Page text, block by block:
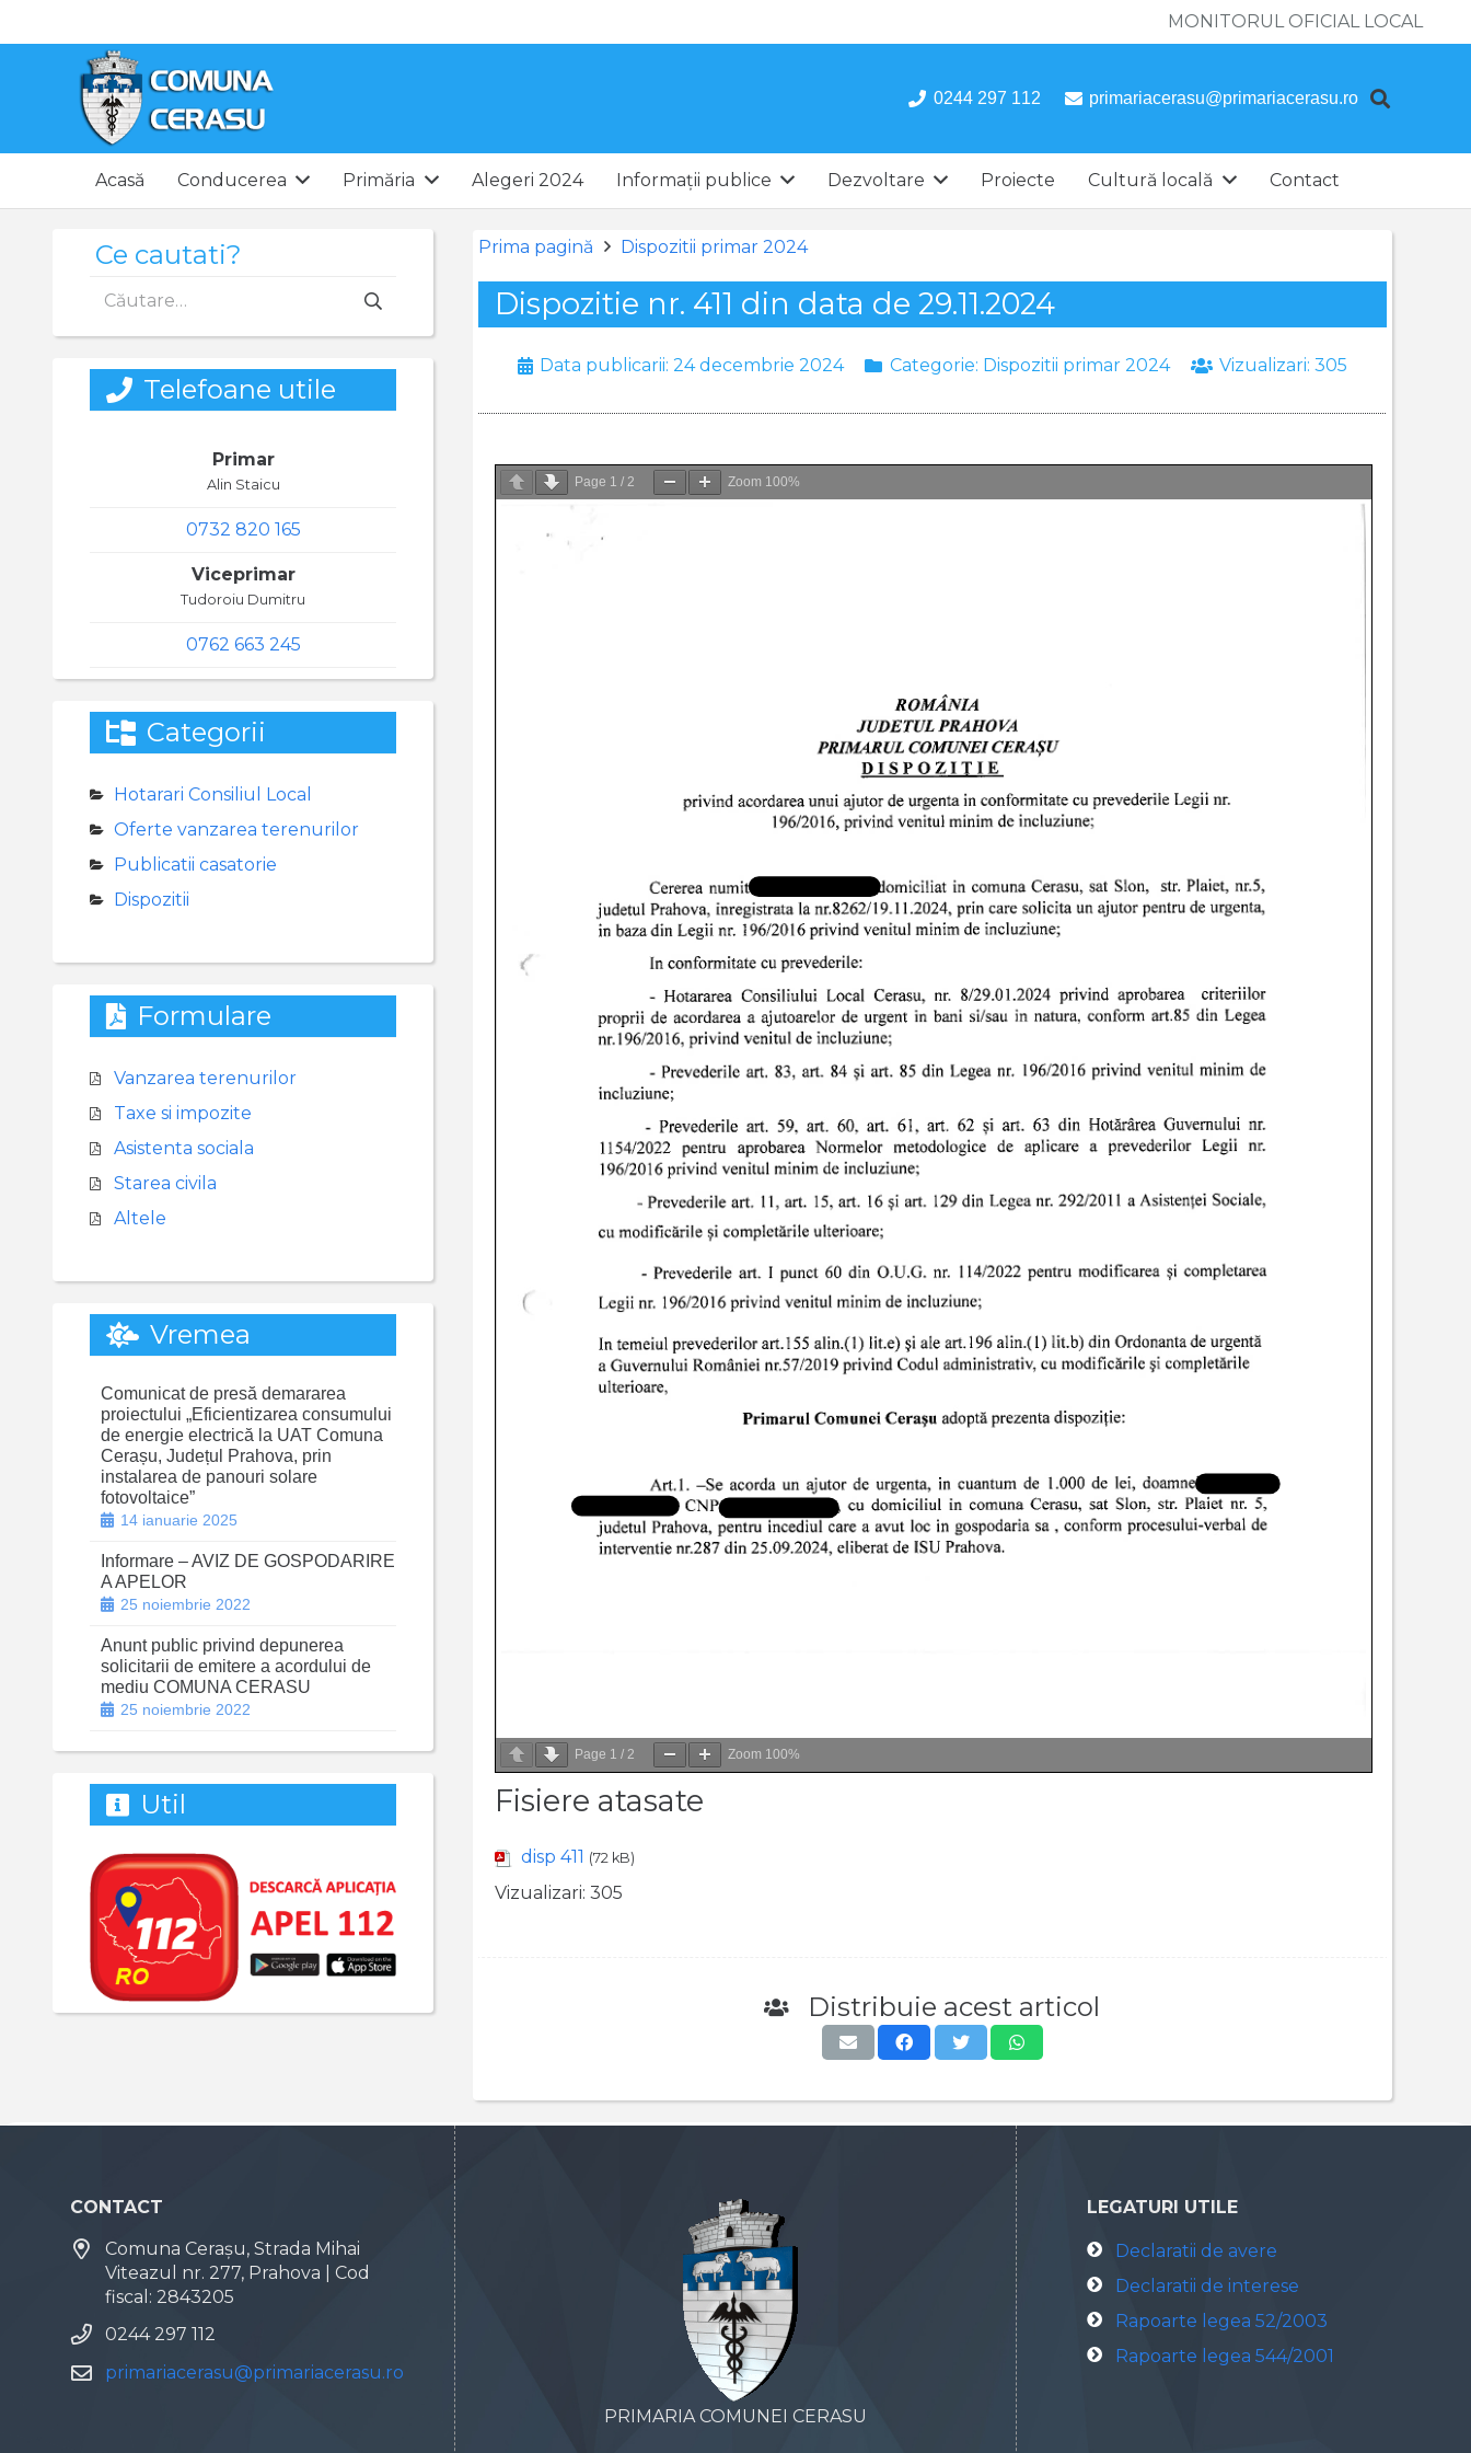
MONITORUL OFICIAL LOCAL
0244 297 112 primariacerasu@primariacerasu.ro
Acasă Conducerea Primăria Alegeri 2024 Informații publice Dezvoltare Proiecte Cultură locală Contact
Prima pagină Dispozitii primar 2024
Dispozitie nr. 411 din data de 29.11.2024
Data publicarii:24 decembrie 2024 Categorie: Dispozitii primar 2024 Vizualizari:305
Page 1 / 2 Zoom 100%
Page 1 / 2 Zoom 100%
Fisiere atasate
disp 411 (72 kB)
Vizualizari: 305
Distribuie acest articol
Ce cautati?
după:
Telefoane utile
Primar
Alin Staicu
0732 820 165
Viceprimar
Tudoroiu Dumitru
0762 663 245
Categorii
Hotarari Consiliul Local
Oferte vanzarea terenurilor
Publicatii casatorie
Dispozitii
Formulare
Vanzarea terenurilor
Taxe si impozite
Asistenta sociala
Starea civila
Altele
Vremea
Comunicat de presă demararea
proiectului „Eficientizarea consumului
de energie electrică la UAT Comuna
Cerașu, Județul Prahova, prin
instalarea de panouri solare
fotovoltaice”
14 ianuarie 2025
Informare – AVIZ DE GOSPODARIRE
A APELOR
25 noiembrie 2022
Anunt public privind depunerea
solicitarii de emitere a acordului de
mediu COMUNA CERASU
25 noiembrie 2022
Util
CONTACT
Comuna Cerașu, Strada Mihai
Viteazul nr. 277, Prahova | Cod
fiscal: 2843205
0244 297 112
primariacerasu@primariacerasu.ro
PRIMARIA COMUNEI CERASU
LEGATURI UTILE
Declaratii de avere
Declaratii de interese
Rapoarte legea 52/2003
Rapoarte legea 544/2001